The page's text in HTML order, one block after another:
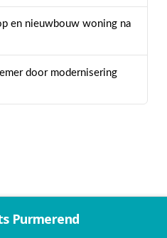
en nieuwbouw woning na
door modernisering
Purmerend